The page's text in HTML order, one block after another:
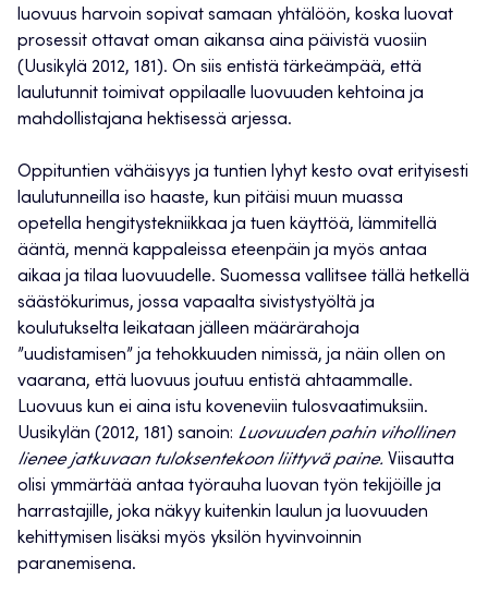
luovuus harvoin sopivat samaan yhtälöön, koska luovat
prosessit ottavat oman aikansa aina päivistä vuosiin
(Uusikylä 2012, 181). On siis entistä tärkeämpää, että
laulutunnit toimivat oppilaalle luovuuden kehtoina ja
mahdollistajana hektisessä arjessa.
Oppituntien vähäisyys ja tuntien lyhyt kesto ovat erityisesti
laulutunneilla iso haaste, kun pitäisi muun muassa
opetella hengitystekniikkaa ja tuen käyttöä, lämmitellä
ääntä, mennä kappaleissa eteenpäin ja myös antaa
aikaa ja tilaa luovuudelle. Suomessa vallitsee tällä hetkellä
säästökurimus, jossa vapaalta sivistystyöltä ja
koulutukselta leikataan jälleen määrärahoja
”uudistamisen” ja tehokkuuden nimissä, ja näin ollen on
vaarana, että luovuus joutuu entistä ahtaammalle.
Luovuus kun ei aina istu koveneviin tulosvaatimuksiin.
Uusikylän (2012, 181) sanoin: Luovuuden pahin vihollinen
lienee jatkuvaan tuloksentekoon liittyvä paine. Viisautta
olisi ymmärtää antaa työrauha luovan työn tekijöille ja
harrastajille, joka näkyy kuitenkin laulun ja luovuuden
kehittymisen lisäksi myös yksilön hyvinvoinnin
paranemisena.